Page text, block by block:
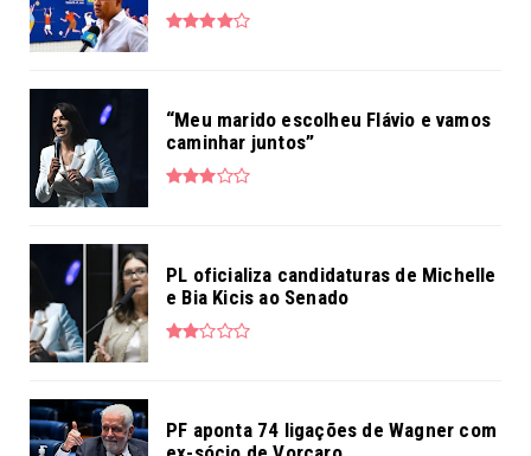
“Meu marido escolheu Flávio e vamos
caminhar juntos”
PL oficializa candidaturas de Michelle
e Bia Kicis ao Senado
PF aponta 74 ligações de Wagner com